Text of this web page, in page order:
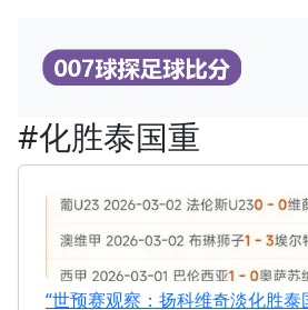
#化胜泰国重
“世预赛观察：扬科维奇淡化胜